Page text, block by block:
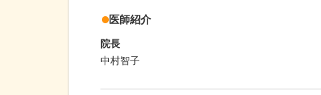
医師紹介
院長
中村智子